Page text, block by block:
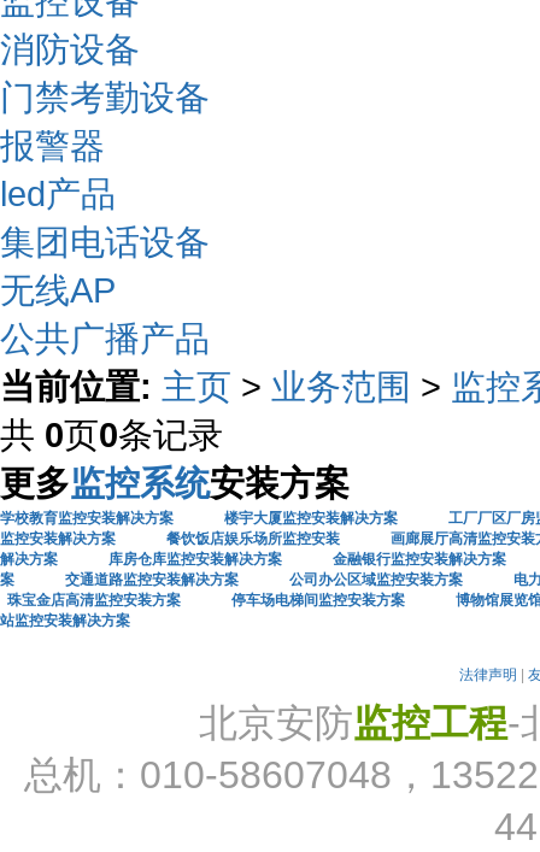
消防设备
门禁考勤设备
报警器
led产品
集团电话设备
无线AP
公共广播产品
当前位置: 主页 > 业务范围 > 监控
共 0页0条记录
更多监控系统安装方案
学校教育监控安装解决方案 楼宇大厦监控安装解决方案
工厂厂区厂房
监控安装解决方案
餐饮饭店娱乐场所监控安装
画廊展厅高清监控安装
解决方案
库房仓库监控安装解决方案
金融银行监控安装解决方案
案
交通道路监控安装解决方案 公司办公区域监控安装方案
电
珠宝金店高清监控安装方案
停车场电梯间监控安装方案
博物馆展览
站监控安装解决方案
法律声明
北京安防监控工程-
总机：010-58607048，